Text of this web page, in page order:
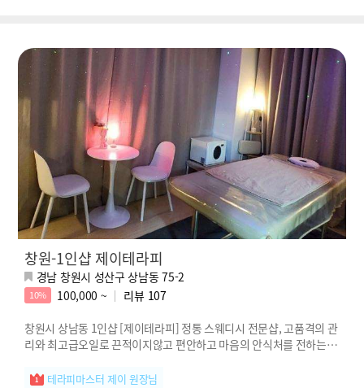
창원-1인샵 제이테라피
경남 창원시 성산구 상남동 75-2
10% 100,000 ~ 리뷰 107
창원시 상남동 1인샵 [제이테라피] 정통 스웨디시 전문샵, 고품격의 관
리와 최고급오일로 끈적이지않고 편안하고 마음의 안식처를 전하는 제
테라피마스터 제이 원장님